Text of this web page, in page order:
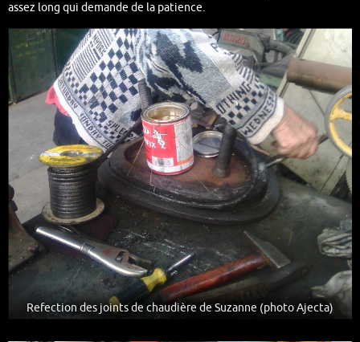
assez long qui demande de la patience.
Refection des joints de chaudière de Suzanne (photo Ajecta)